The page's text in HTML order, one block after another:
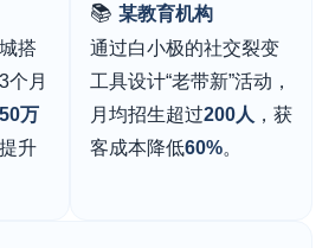
搭
个月
50万
升
📚 某教育机构
通过白小极的社交裂变
工具设计“老带新”活动，
月均招生超过200人 ，获
客成本降低60%。